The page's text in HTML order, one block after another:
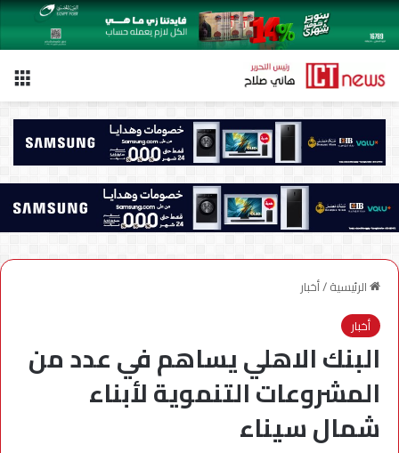
الرئيسية/أخبار
أخبار
البنك الاهلي يساهم في عدد من
المشروعات التنموية لأبناء
شمال سيناء